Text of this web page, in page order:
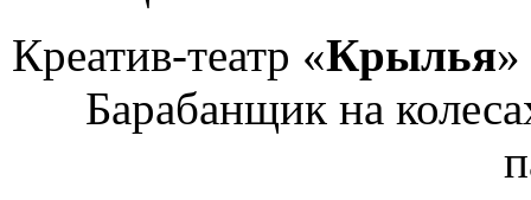
Креатив-театр «Крылья»
Барабанщик на